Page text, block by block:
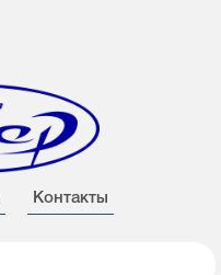
Контакты